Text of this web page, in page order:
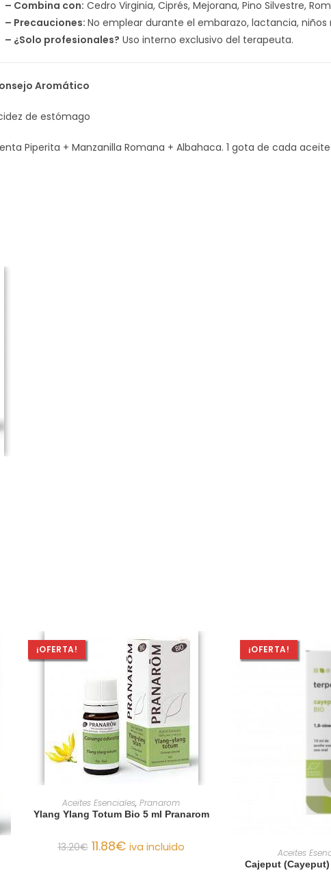
– Combina con: Cedro Virginia, Ciprés, Mejorana, Pino Silvestre,
– Precauciones: No emplear durante el embarazo, lactancia,
– ¿Solo profesionales? Uso interno exclusivo del terapeuta.
Aromático
de estómago
Piperita + Manzanilla Romana + Albahaca. 1 gota de cada
¡OFERTA!
AÑADIR AL CARRITO
Aceites Esenciales, Pranarom
Ylang Ylang Totum Bio 5 ml Pranarom
13.20€ 11.88€ iva incluido
¡OFERTA!
AÑADIR
Aceites
Cajeput